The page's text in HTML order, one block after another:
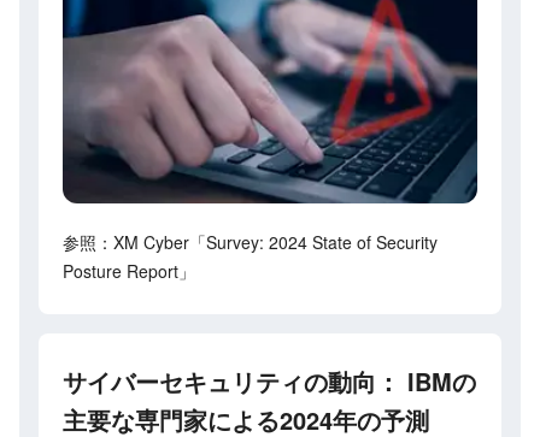
参照：XM Cyber「Survey: 2024 State of Security
Posture Report」
サイバーセキュリティの動向： IBMの
主要な専門家による2024年の予測